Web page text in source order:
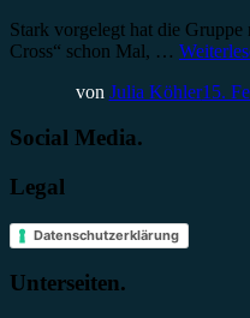
Stark vorgelegt hat die
Cross“ schon Mal, …
von Julia Köhler15.
Social Media.
Legal
Datenschutzerklärung
Unterseiten.